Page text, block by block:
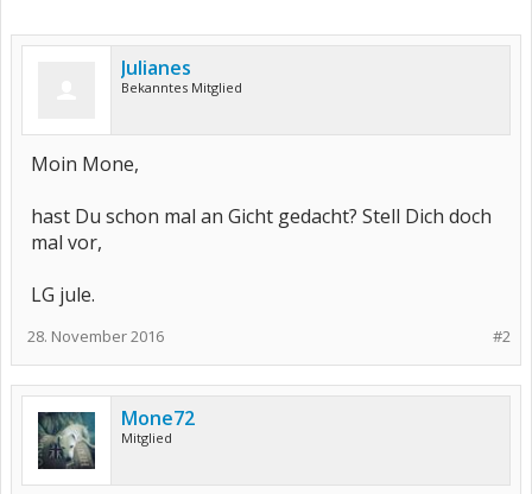
Julianes
Bekanntes Mitglied
Moin Mone,
hast Du schon mal an Gicht gedacht? Stell Dich doch
mal vor,
LG jule.
#2
28. November 2016
Mone72
Mitglied